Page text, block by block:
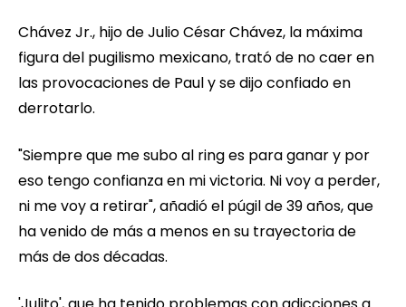
Chávez Jr., hijo de Julio César Chávez, la máxima
figura del pugilismo mexicano, trató de no caer en
las provocaciones de Paul y se dijo confiado en
derrotarlo.
"Siempre que me subo al ring es para ganar y por
eso tengo confianza en mi victoria. Ni voy a perder,
ni me voy a retirar", añadió el púgil de 39 años, que
ha venido de más a menos en su trayectoria de
más de dos décadas.